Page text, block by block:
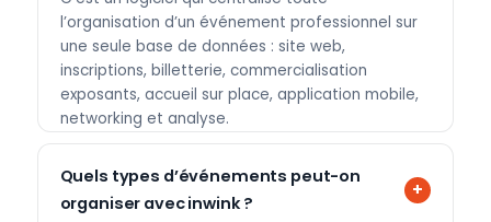
l’organisation d’un événement professionnel sur
une seule base de données : site web,
inscriptions, billetterie, commercialisation
exposants, accueil sur place, application mobile,
networking et analyse.
Quels types d’événements peut-on
organiser avec inwink ?